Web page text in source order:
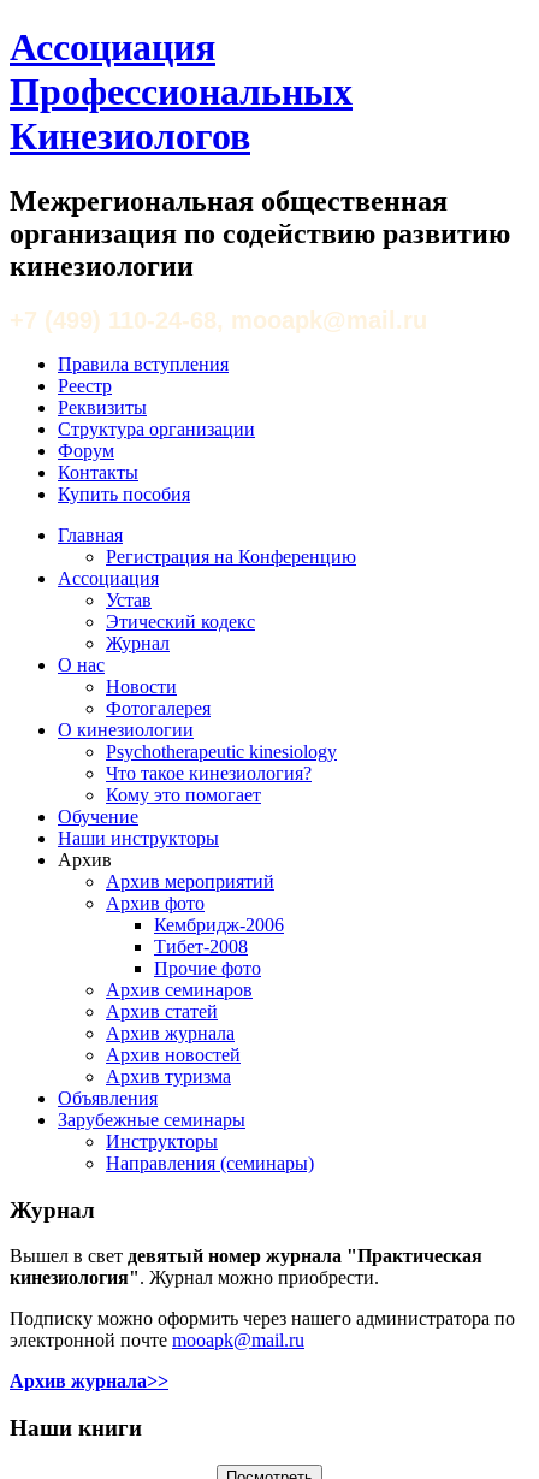
Ассоциация
Профессиональных
Кинезиологов
Межрегиональная общественная
организация по содействию развитию
кинезиологии
+7 (499) 110-24-68, mooapk@mail.ru
Правила вступления
Реестр
Реквизиты
Структура организации
Форум
Контакты
Купить пособия
Главная
Регистрация на Конференцию
Ассоциация
Устав
Этический кодекс
Журнал
О нас
Новости
Фотогалерея
О кинезиологии
Psychotherapeutic kinesiology
Что такое кинезиология?
Кому это помогает
Обучение
Наши инструкторы
Архив
Архив мероприятий
Архив фото
Кембридж-2006
Тибет-2008
Прочие фото
Архив семинаров
Архив статей
Архив журнала
Архив новостей
Архив туризма
Объявления
Зарубежные семинары
Инструкторы
Направления (семинары)
Журнал
Вышел в свет девятый номер журнала "Практическая
кинезиология". Журнал можно приобрести.
Подписку можно оформить через нашего администратора по
электронной почте mooapk@mail.ru
Архив журнала>>
Наши книги